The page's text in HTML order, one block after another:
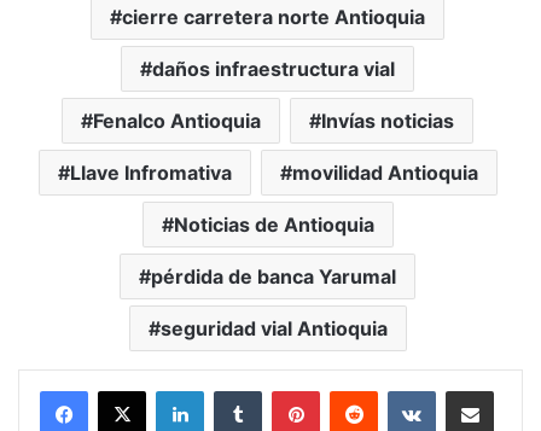
cierre carretera norte Antioquia
daños infraestructura vial
Fenalco Antioquia Invías noticias
Llave Infromativa movilidad Antioquia
Noticias de Antioquia
pérdida de banca Yarumal
seguridad vial Antioquia
LinkedInTumblr PinterestReddit VKontakteCompartir vía Mail